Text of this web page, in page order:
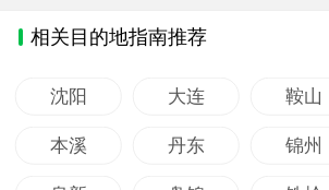
相关目的地指南推荐
沈阳 大连 鞍山
本溪 丹东 锦州